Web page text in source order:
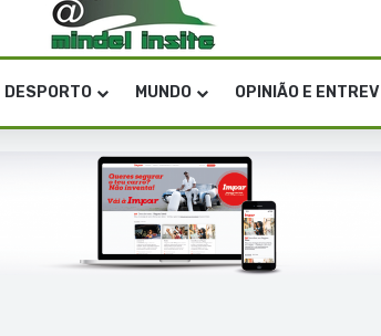
DESPORTO MUNDO OPINIÃO E